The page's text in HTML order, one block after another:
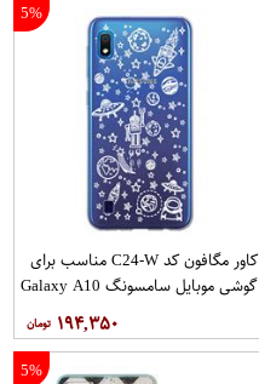
5%
کاور مگافون کد C24-W مناسب برای
گوشی موبایل سامسونگ Galaxy A10
۱۹۴,۳۵۰
5%